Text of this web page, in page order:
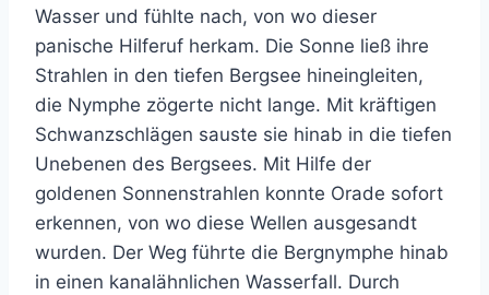
Wasser und fühlte nach, von wo dieser
panische Hilferuf herkam. Die Sonne ließ ihre
Strahlen in den tiefen Bergsee hineingleiten,
die Nymphe zögerte nicht lange. Mit kräftigen
Schwanzschlägen sauste sie hinab in die tiefen
Unebenen des Bergsees. Mit Hilfe der
goldenen Sonnenstrahlen konnte Orade sofort
erkennen, von wo diese Wellen ausgesandt
wurden. Der Weg führte die Bergnymphe hinab
in einen kanalähnlichen Wasserfall. Durch